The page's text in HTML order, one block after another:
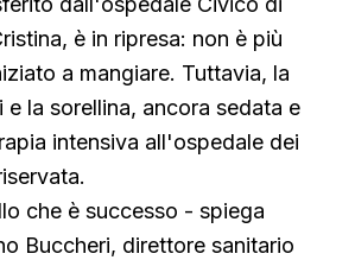
è in ripresa: non è più
a mangiare. Tuttavia, la
e la sorellina, ancora sedata e
intensiva all'ospedale dei
che è successo - spiega
Buccheri, direttore sanitario